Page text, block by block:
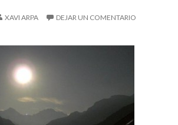
XAVI ARPA DEJAR UN COMENTARIO